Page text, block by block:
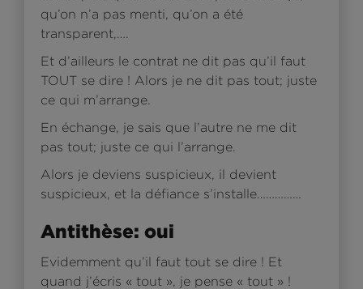
qu’on n’a pas menti, qu’on a été
transparent,….
Et d’ailleurs le contrat ne dit pas qu’il faut
TOUT se dire ! Alors je ne dit pas tout; juste
ce qui m’arrange.
En échange, je sais que l’autre ne me dit
pas tout; juste ce qui l’arrange.
Alors je deviens suspicieux, il devient
suspicieux, et la défiance s’installe……………
Antithèse: oui
Evidemment qu’il faut tout se dire ! Et
quand j’écris « tout », je pense « tout » !